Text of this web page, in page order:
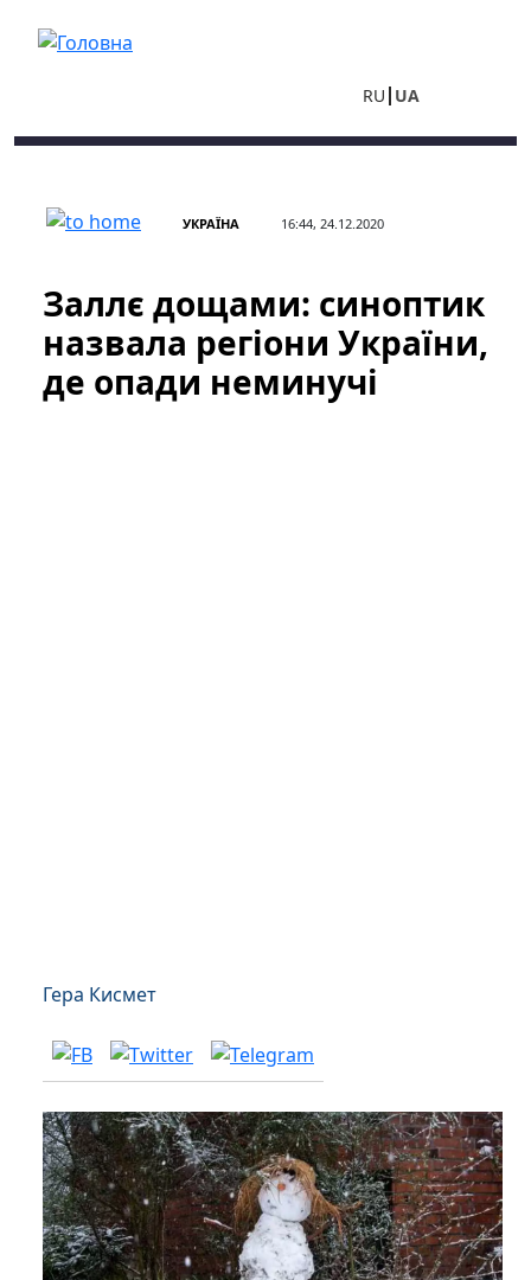
RU UA
УКРАЇНА 16:44, 24.12.2020
Заллє дощами: синоптик
назвала регіони України,
де опади неминучі
Гера Кисмет